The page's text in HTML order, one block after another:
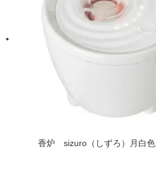
香炉 sizuro（しずろ）月白色